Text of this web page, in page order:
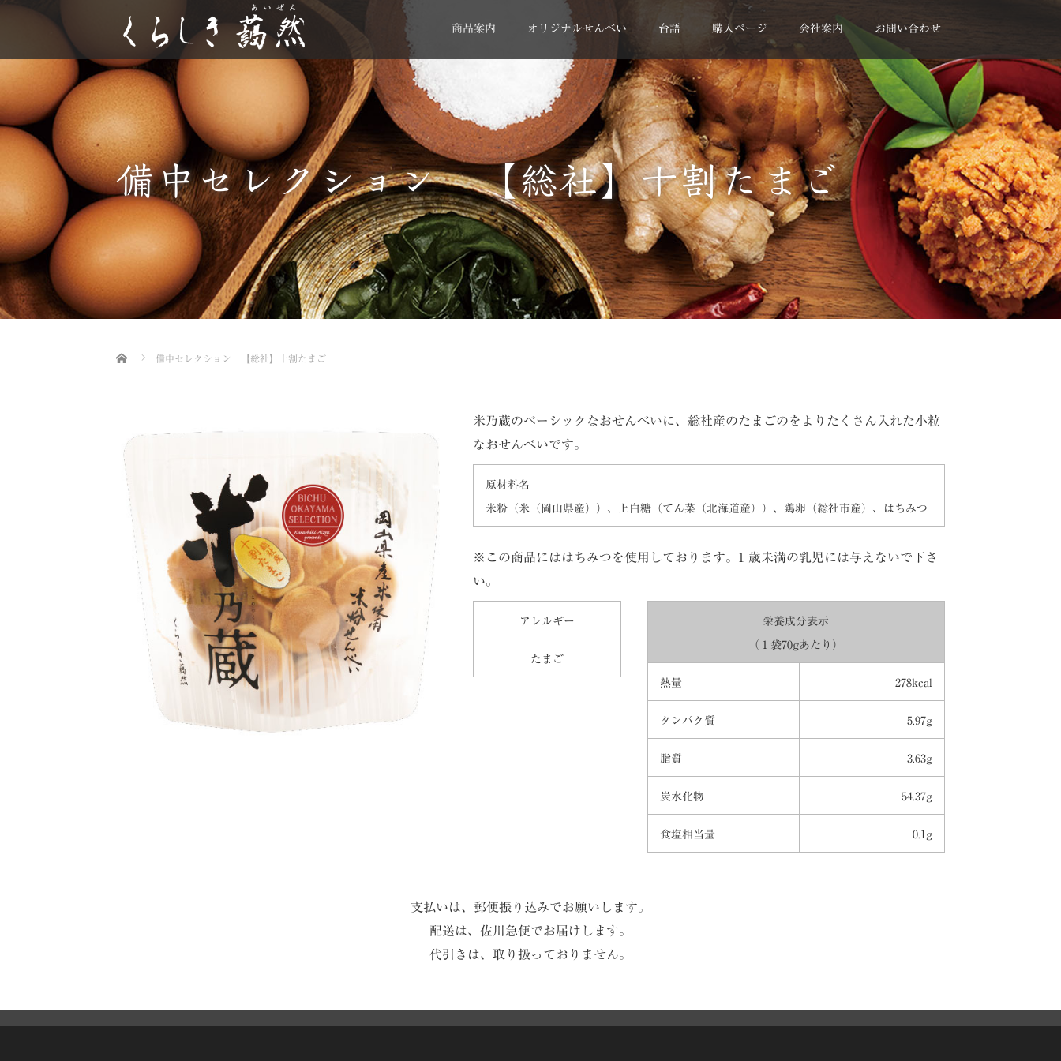
商品案内 オリジナルせんべい 台語 購入ページ 会社案内 お問い合わせ
備中セレクション 【総社】十割たまご
Home 備中セレクション 【総社】十割たまご
米乃蔵のベーシックなおせんべいに、総社産のたまごのをよりたくさん入れた小粒
なおせんべいです。
原材料名
米粉（米（岡山県産））、上白糖（てん菜（北海道産））、鶏卵（総社市産）、はちみつ
※この商品にははちみつを使用しております。1 歳未満の乳児には与えないで下さ
い。
アレルギー
たまご
栄養成分表示
（１袋70gあたり）
熱量 278kcal
タンパク質 5.97g
脂質 3.63g
炭水化物 54.37g
食塩相当量 0.1g
支払いは、郵便振り込みでお願いします。
配送は、佐川急便でお届けします。
代引きは、取り扱っておりません。